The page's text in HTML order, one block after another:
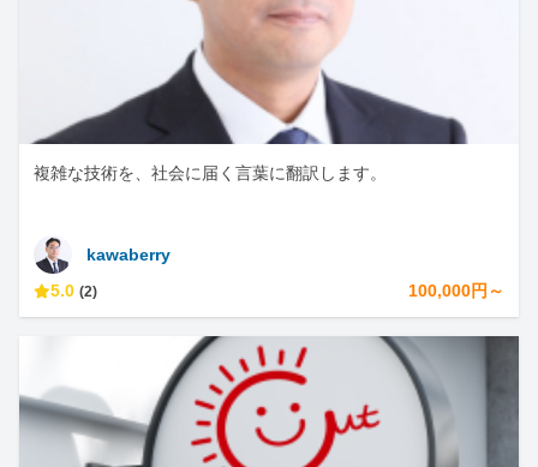
複雑な技術を、社会に届く言葉に翻訳します。
kawaberry
5.0 (2) 100,000円～